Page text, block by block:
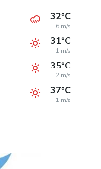
32°C
6 m/s
31°C
1 m/s
35°C
2 m/s
37°C
1 m/s